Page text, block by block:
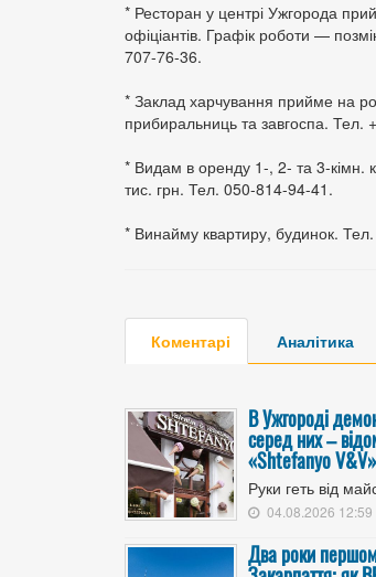
* Ресторан у центрі Ужгорода
офіціантів. Графік роботи —
707-76-36.
* Заклад харчування прийме на
прибиральниць та завгоспа. Тел.
* Видам в оренду 1-, 2- та 3-кімн.
тис. грн. Тел. 050-814-94-41.
* Винайму квартиру, будинок.
Коментарі Аналітика
В Ужгороді
серед них –
«Shtefanyo V&V»
Руки геть від
04.08.2026 12:59
Два роки